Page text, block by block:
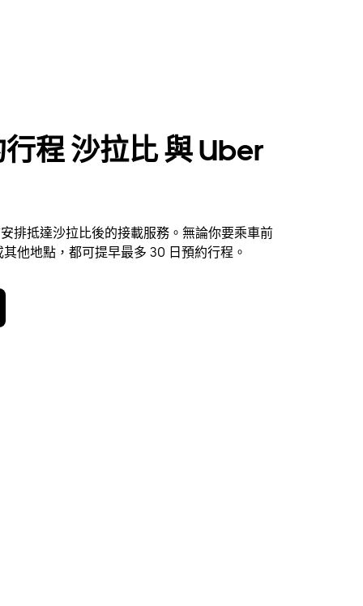
程 沙拉比 與 Uber
排抵達沙拉比後的接載服務。無論你要乘車前
他地點，都可提早最多 30 日預約行程。